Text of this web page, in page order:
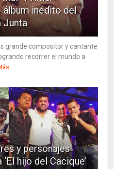
inédito del
Junta
grande compositor y cantante
recorrer el mundo a
y personajes
hijo del Cacique’